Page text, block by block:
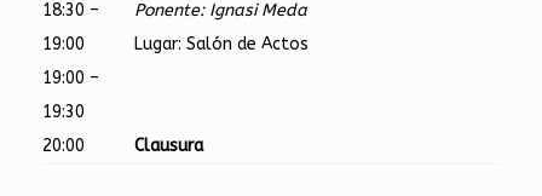
Ponente: Ignasi Meda
Lugar: Salón de Actos
18:30 –
19:00
19:00 –
19:30
20:00
Clausura